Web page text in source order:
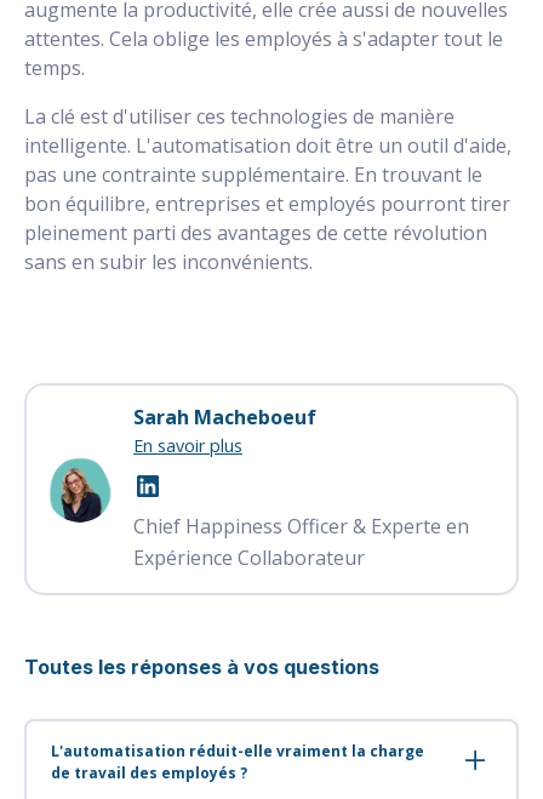
augmente la productivité, elle crée aussi de nouvelles
attentes. Cela oblige les employés à s'adapter tout le
temps.
La clé est d'utiliser ces technologies de manière
intelligente. L'automatisation doit être un outil d'aide,
pas une contrainte supplémentaire. En trouvant le
bon équilibre, entreprises et employés pourront tirer
pleinement parti des avantages de cette révolution
sans en subir les inconvénients.
Sarah Macheboeuf
Chief Happiness Officer & Experte en
Expérience Collaborateur
En savoir plus
Toutes les réponses à vos questions
L'automatisation réduit-elle vraiment la charge
de travail des employés ?